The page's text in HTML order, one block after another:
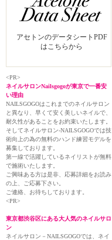
アセトンのデータシートPDF
はこちらから
<PR>
ネイルサロンNailsgogoが東京で一番安
い理由
NAILSGOGOはこれまでのネイルサロン
と異なり、早くて安く美しいネイルで、
耐久性があることをお約束いたします。
そしてネイルサロン-NAILSGOGOでは技
術向上の為の無料のハンド練習モデルを
募集しております。
第一線で活躍しているネイリストが無料
で施術いたします。
ご興味ある方は是非、応募詳細をお読み
の上、ご応募下さい。
ご連絡、お待ちしております。
<PR>
東京都渋谷区にある大人気のネイルサロ
ン
ネイルサロン－NAILSGOGOでは、ネイ